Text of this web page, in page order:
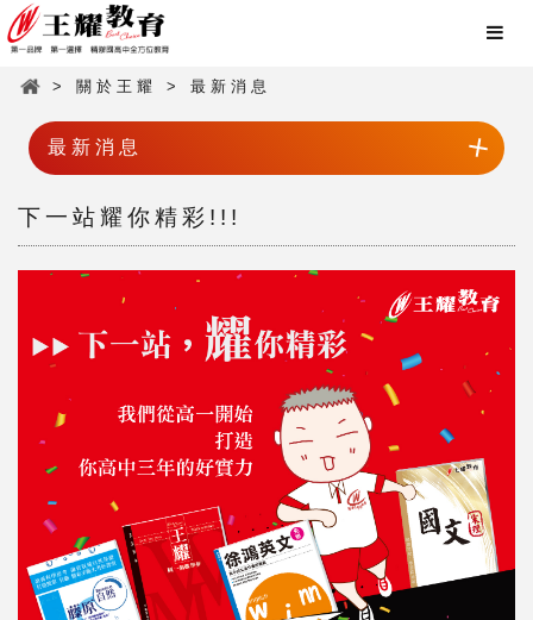
> 關於王耀 > 最新消息
最新消息
下一站耀你精彩!!!